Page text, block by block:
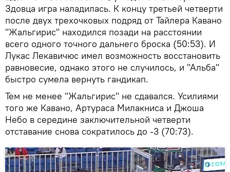
Здовца игра наладилась. К концу третьей четверти
после двух трехочковых подряд от Тайлера Кавано
"Жальгирис" находился позади на расстоянии
всего одного точного дальнего броска (50:53). И
Лукас Лекавичюс имел возможность восстановить
равновесие, однако этого не случилось, и "Альба"
быстро сумела вернуть гандикап.
Тем не менее "Жальгирис" не сдавался. Усилиями
того же Кавано, Артураса Милакниса и Джоша
Небо в середине заключительной четверти
отставание снова сократилось до -3 (70:73).